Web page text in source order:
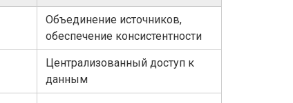
Объединение источников,
обеспечение консистентности
Централизованный доступ к
данным